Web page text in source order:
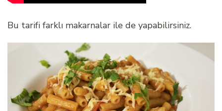
Bu tarifi farklı makarnalar ile de yapabilirsiniz.